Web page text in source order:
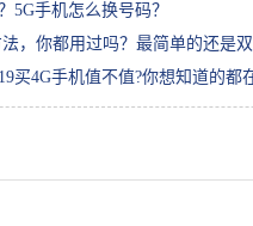
5G手机怎么换号码？
，你都用过吗？最简单的还是
买4G手机值不值?你想知道的都